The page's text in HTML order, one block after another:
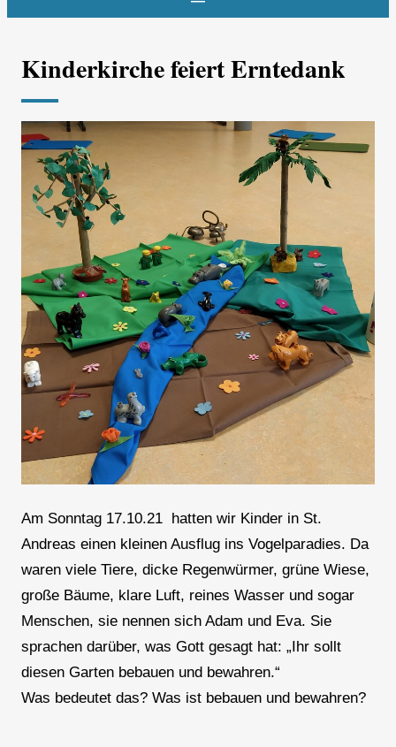
n
Kinderkirche feiert Erntedank
Am Sonntag 17.10.21 hatten wir Kinder in St.
Andreas einen kleinen Ausflug ins Vogelparadies. Da
waren viele Tiere, dicke Regenwürmer, grüne Wiese,
große Bäume, klare Luft, reines Wasser und sogar
Menschen, sie nennen sich Adam und Eva. Sie
sprachen darüber, was Gott gesagt hat: „Ihr sollt
diesen Garten bebauen und bewahren.“
Was bedeutet das? Was ist bebauen und bewahren?